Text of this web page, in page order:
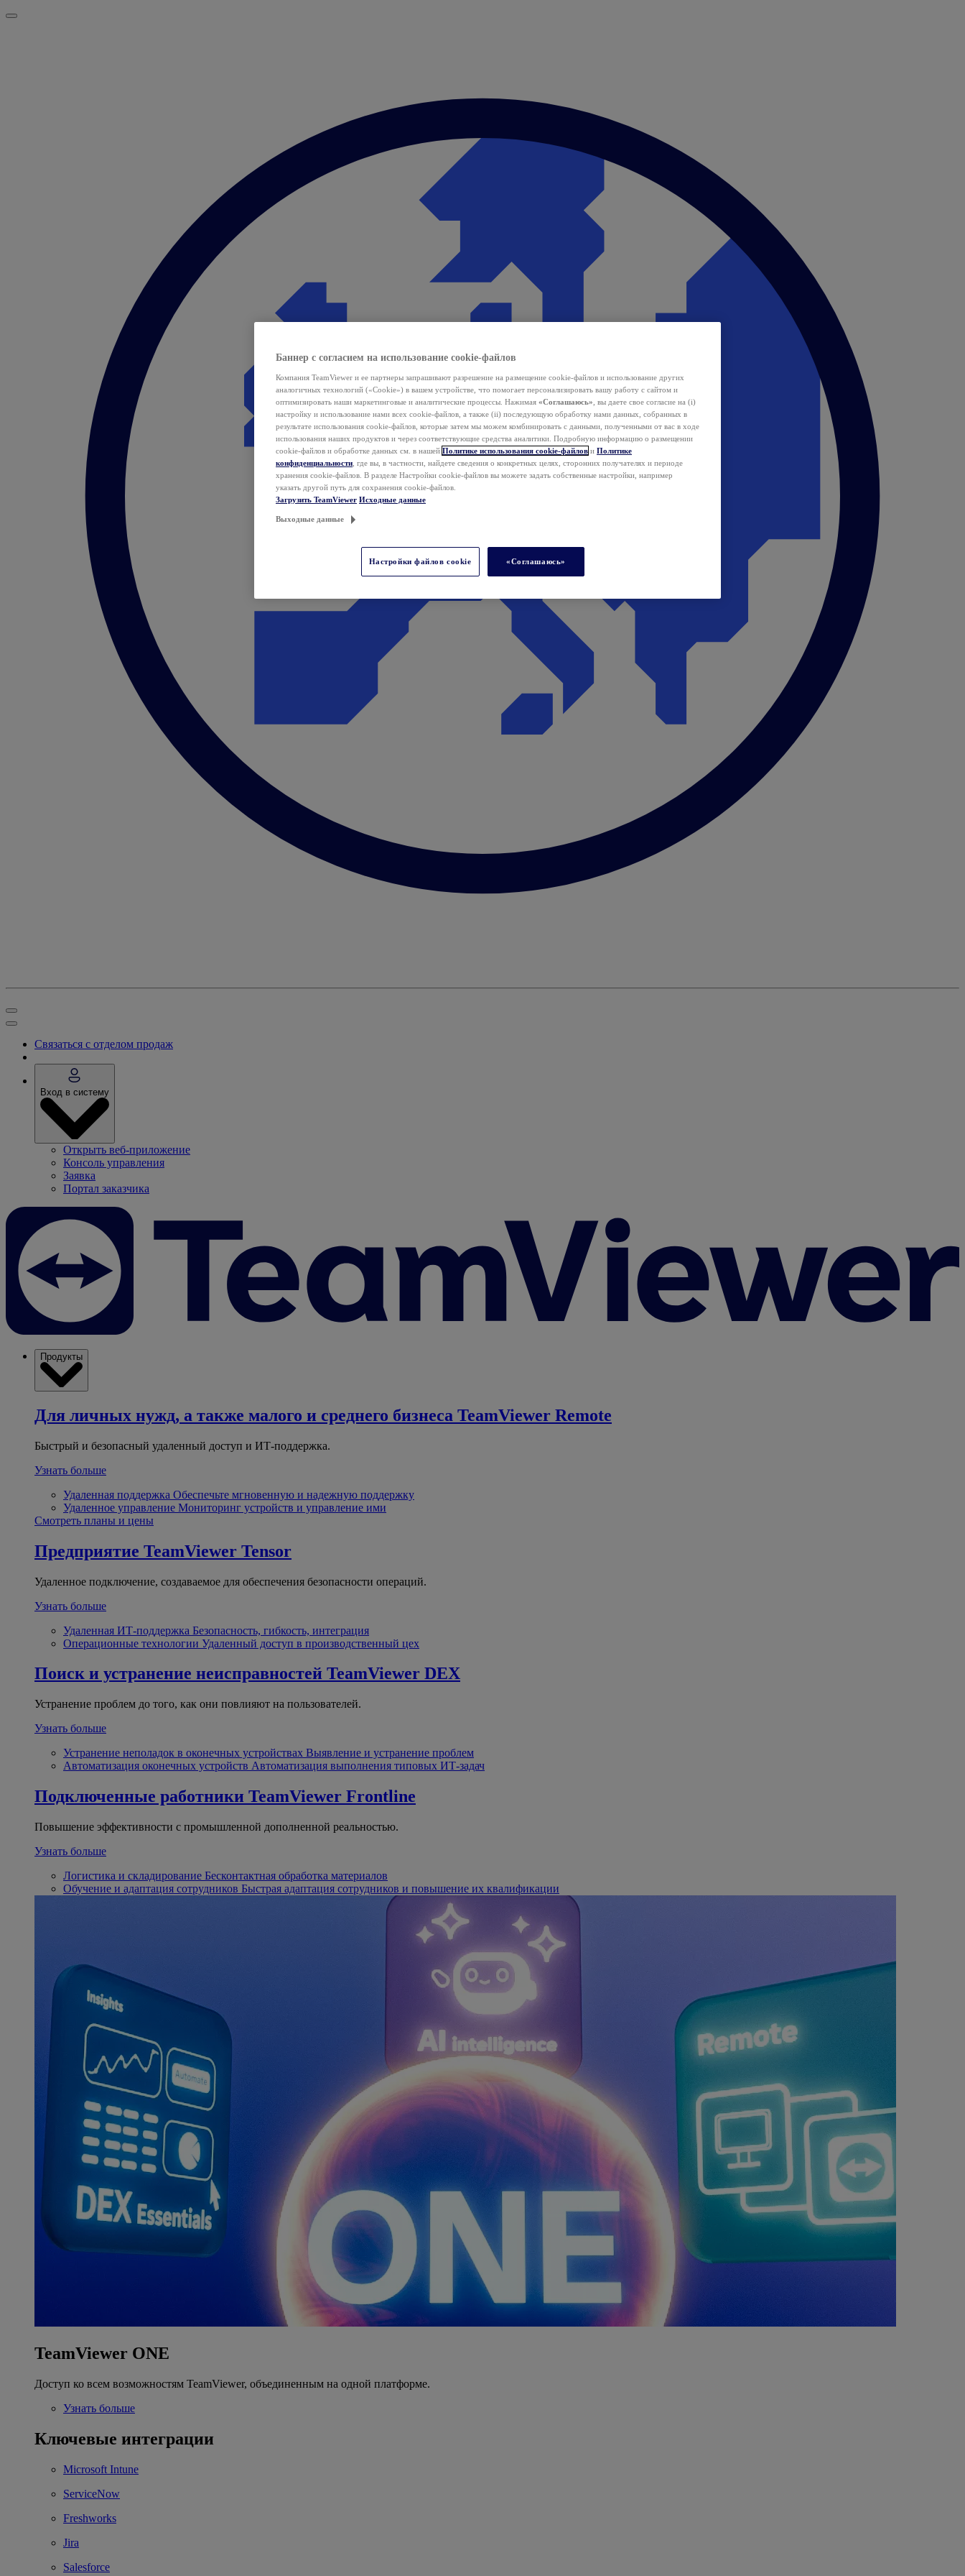
Связаться с отделом продаж
Вход в систему
Открыть веб-приложение
Консоль управления
Заявка
Портал заказчика
Продукты
Для личных нужд, а также малого и среднего бизнеса TeamViewer Remote
Быстрый и безопасный удаленный доступ и ИТ-поддержка.
Узнать больше
Удаленная поддержка Обеспечьте мгновенную и надежную поддержку
Удаленное управление Мониторинг устройств и управление ими
Смотреть планы и цены
Предприятие TeamViewer Tensor
Удаленное подключение, создаваемое для обеспечения безопасности операций.
Узнать больше
Удаленная ИТ-поддержка Безопасность, гибкость, интеграция
Операционные технологии Удаленный доступ в производственный цех
Поиск и устранение неисправностей TeamViewer DEX
Устранение проблем до того, как они повлияют на пользователей.
Узнать больше
Устранение неполадок в оконечных устройствах Выявление и устранение проблем
Автоматизация оконечных устройств Автоматизация выполнения типовых ИТ-задач
Подключенные работники TeamViewer Frontline
Повышение эффективности с промышленной дополненной реальностью.
Узнать больше
Логистика и складирование Бесконтактная обработка материалов
Обучение и адаптация сотрудников Быстрая адаптация сотрудников и повышение их квалификации
TeamViewer ONE
Доступ ко всем возможностям TeamViewer, объединенным на одной платформе.
Узнать больше
Ключевые интеграции
Microsoft Intune
ServiceNow
Freshworks
Jira
Salesforce
Баннер с согласием на использование cookie-файлов
Компания TeamViewer и ее партнеры запрашивают разрешение на размещение cookie-файлов и использование других
аналогичных технологий («Cookie») в вашем устройстве, что помогает персонализировать вашу работу с сайтом и
оптимизировать наши маркетинговые и аналитические процессы. Нажимая «Соглашаюсь» , вы даете свое согласие на (i)
настройку и использование нами всех cookie-файлов, а также (ii) последующую обработку нами данных, собранных в
результате использования cookie-файлов, которые затем мы можем комбинировать с данными, полученными от вас в ходе
использования наших продуктов и через соответствующие средства аналитики. Подробную информацию о размещении
cookie-файлов и обработке данных см. в нашей Политике использования cookie-файлов и Политике
конфиденциальности , где вы, в частности, найдете сведения о конкретных целях, сторонних получателях и периоде
хранения cookie-файлов. В разделе Настройки cookie-файлов вы можете задать собственные настройки, например
указать другой путь для сохранения cookie-файлов.
Загрузить TeamViewer Исходные данные
Выходные данные
Настройки файлов cookie «Соглашаюсь»